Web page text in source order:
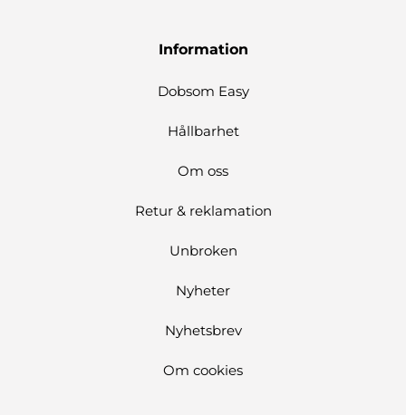
Information
Dobsom Easy
Hållbarhet
Om oss
Retur & reklamation
Unbroken
Nyheter
Nyhetsbrev
Om cookies